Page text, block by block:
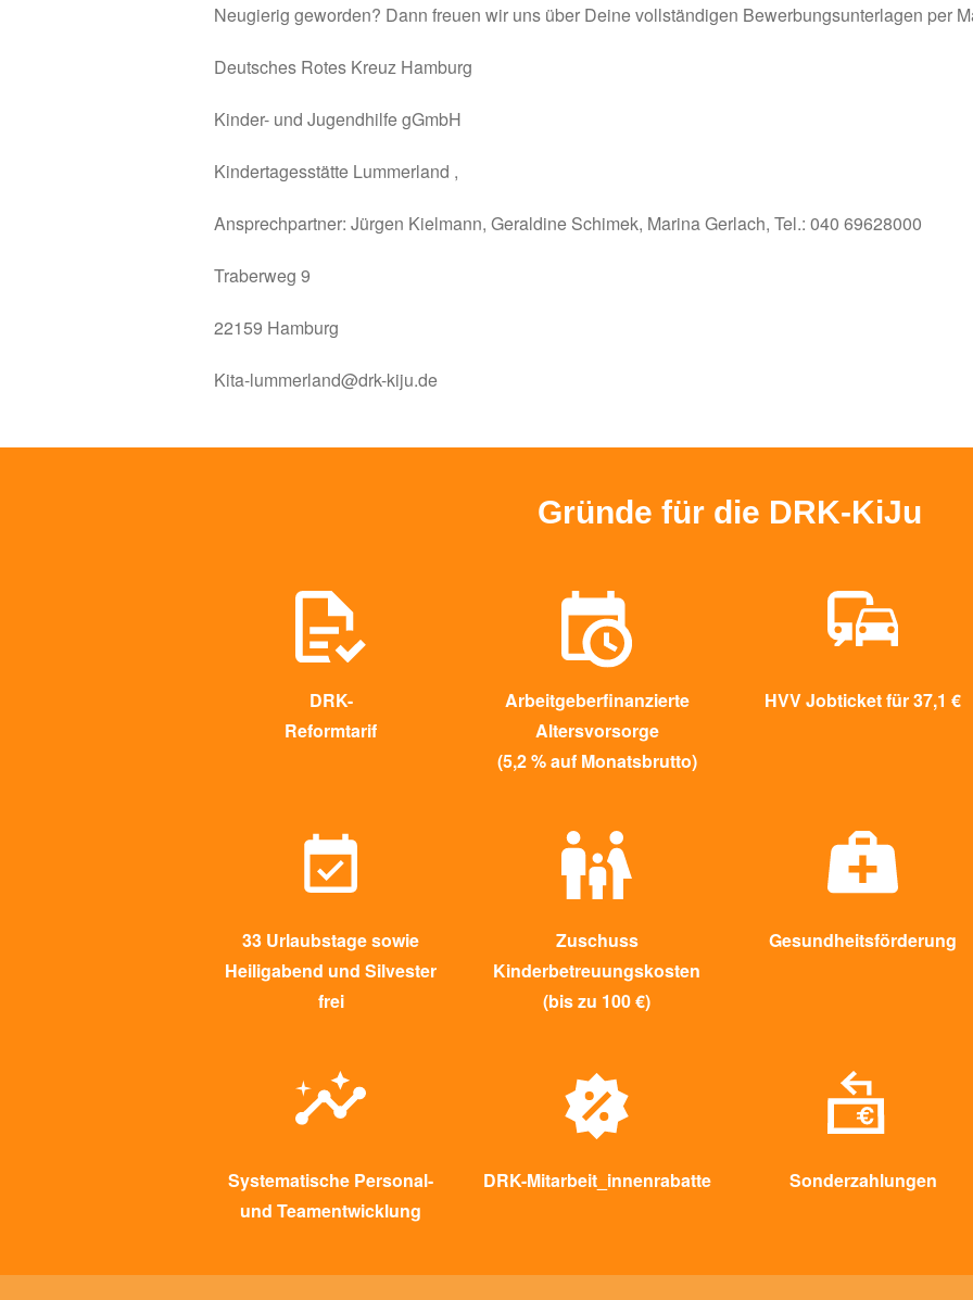
Neugierig geworden? Dann freuen wir uns über Deine vollständigen Bewerbungsunterlagen per
Deutsches Rotes Kreuz Hamburg
Kinder- und Jugendhilfe gGmbH
Kindertagesstätte Lummerland ,
Ansprechpartner: Jürgen Kielmann, Geraldine Schimek, Marina Gerlach, Tel.: 040 69628000
Traberweg 9
22159 Hamburg
Kita-lummerland@drk-kiju.de
Gründe für die DRK-KiJu
DRK-
Reformtarif
Arbeitgeberfinanzierte
Altersvorsorge
(5,2 % auf Monatsbrutto)
HVV Jobticket für 37,1 €
33 Urlaubstage sowie
Heiligabend und Silvester
frei
Zuschuss
Kinderbetreuungskosten
(bis zu 100 €)
Gesundheitsförderung
Systematische Personal-
und Teamentwicklung
DRK-Mitarbeit_innenrabatte Sonderzahlungen